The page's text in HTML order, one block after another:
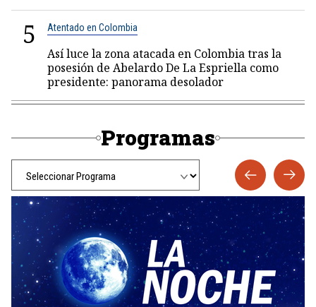
5 Atentado en Colombia
Así luce la zona atacada en Colombia tras la
posesión de Abelardo De La Espriella como
presidente: panorama desolador
Programas